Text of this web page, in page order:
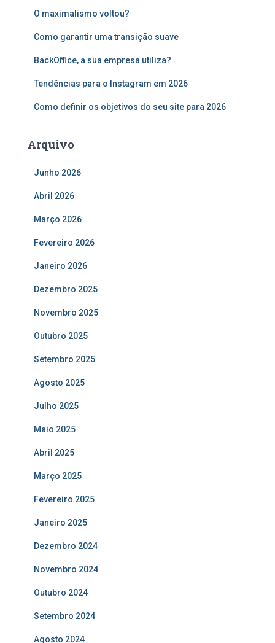
O maximalismo voltou?
Como garantir uma transição suave
BackOffice, a sua empresa utiliza?
Tendências para o Instagram em 2026
Como definir os objetivos do seu site para 2026
Arquivo
Junho 2026
Abril 2026
Março 2026
Fevereiro 2026
Janeiro 2026
Dezembro 2025
Novembro 2025
Outubro 2025
Setembro 2025
Agosto 2025
Julho 2025
Maio 2025
Abril 2025
Março 2025
Fevereiro 2025
Janeiro 2025
Dezembro 2024
Novembro 2024
Outubro 2024
Setembro 2024
Agosto 2024